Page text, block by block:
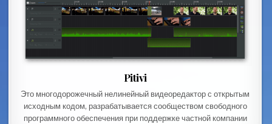
Pitivi
Это многодорожечный нелинейный видеоредактор с открытым
исходным кодом, разрабатывается сообществом свободного
программного обеспечения при поддержке частной компании